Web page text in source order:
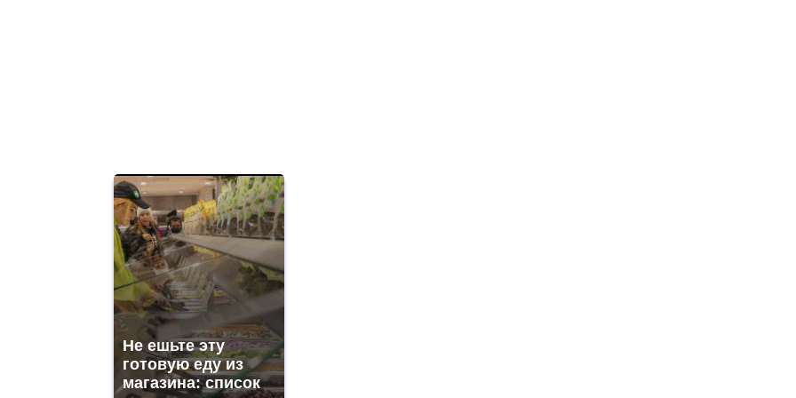
Не ешьте эту
готовую еду из
магазина: список